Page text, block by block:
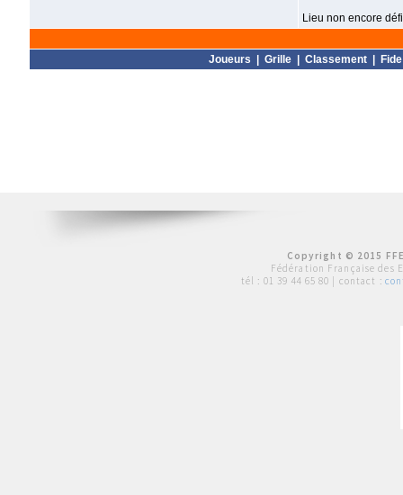
Lieu non encore
Joueurs Grille Classement Fide
Copyright © 2015
Fédération Française des
tél : 01 39 44 65 80 | contact :